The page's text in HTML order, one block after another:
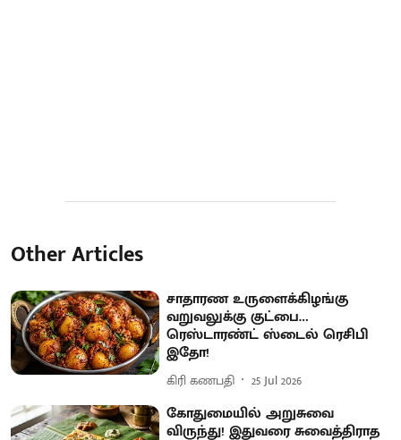
Other Articles
சாதாரண உருளைக்கிழங்கு
வறுவலுக்கு குட்பை…
ரெஸ்டாரண்ட் ஸ்டைல் ரெசிபி
இதோ!
கிரி கணபதி 25 Jul 2026
கோதுமையில் அறுசுவை
விருந்து! இதுவரை சுவைத்திராத